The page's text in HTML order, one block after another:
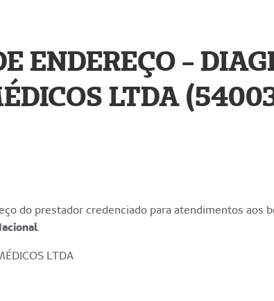
ENDEREÇO -
LTDA
do prestador credenciado para atendimentos aos
.
LTDA